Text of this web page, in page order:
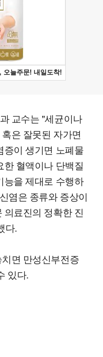
교수는 "세균이나
은 잘못된 자가면
증이 생기면 노폐물
한 혈액이나 단백질
능을 제대로 수행하
염은 종류와 증상이
의료진의 정확한 진
다.
면 만성신부전증
있다.